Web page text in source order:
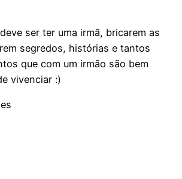
ser ter uma irmã, bricarem as
segredos, histórias e tantos
que com um irmão são bem
vivenciar :)